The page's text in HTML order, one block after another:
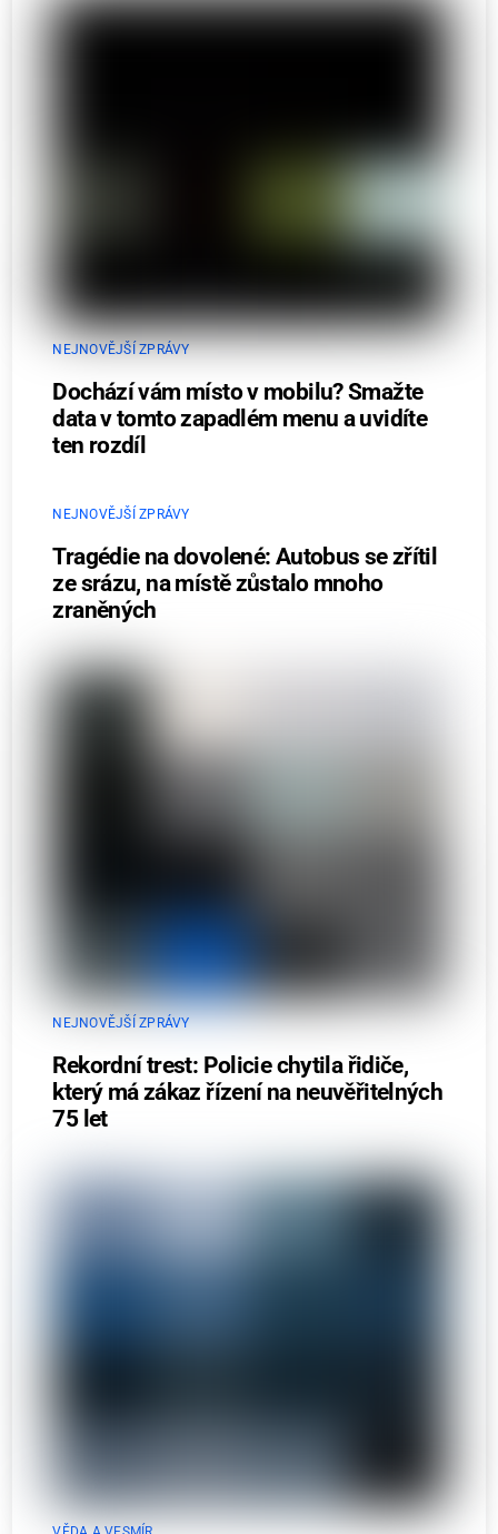
NEJNOVĚJŠÍ ZPRÁVY
Dochází vám místo v mobilu? Smažte
data v tomto zapadlém menu a uvidíte
ten rozdíl
NEJNOVĚJŠÍ ZPRÁVY
Tragédie na dovolené: Autobus se zřítil
ze srázu, na místě zůstalo mnoho
zraněných
NEJNOVĚJŠÍ ZPRÁVY
Rekordní trest: Policie chytila řidiče,
který má zákaz řízení na neuvěřitelných
75 let